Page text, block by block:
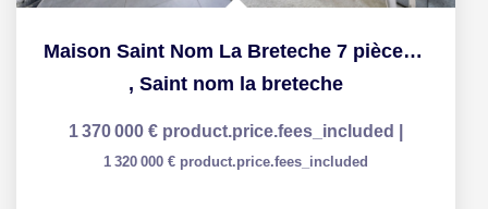
Maison Saint Nom La Breteche 7 pièce(s) 268.3 m2
, Saint nom la breteche
1 370 000 € product.price.fees_included
1 320 000 € product.price.fees_included